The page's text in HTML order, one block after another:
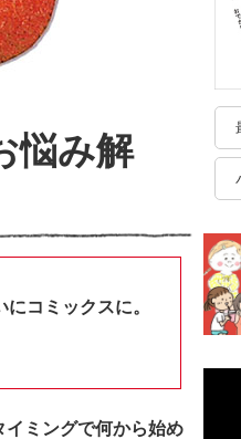
悩み解
コミックスに。
ミングで何から始め